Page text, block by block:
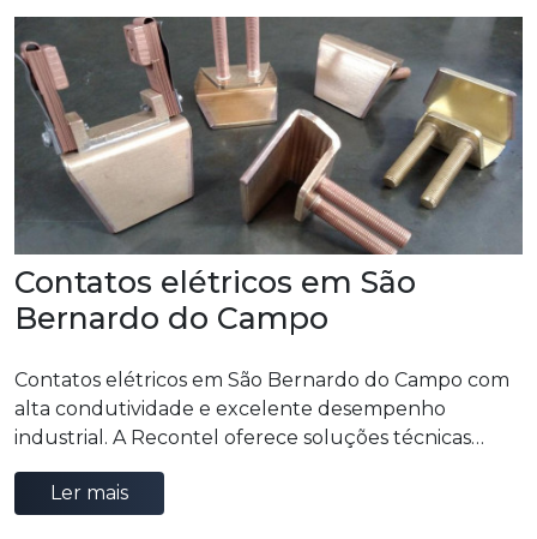
Contatos elétricos em São
Bernardo do Campo
Contatos elétricos em São Bernardo do Campo com
alta condutividade e excelente desempenho
industrial. A Recontel oferece soluções técnicas
confiáveis para sistemas elétricos que exigem
segurança, durabilidade e eficiência operacional.
Ler mais